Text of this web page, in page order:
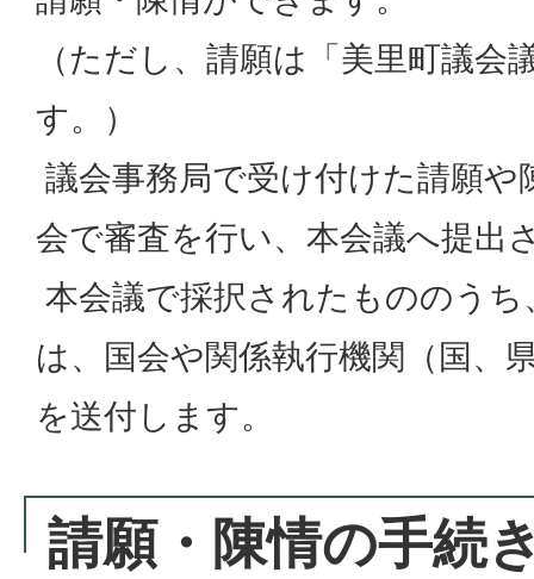
（ただし、請願は「美里町議会
す。）
議会事務局で受け付けた請願や
会で審査を行い、本会議へ提出
本会議で採択されたもののう
は、国会や関係執行機関（国、
を送付します。
請願・陳情の手続